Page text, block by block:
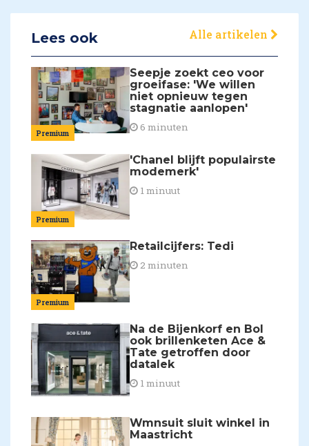
Lees ook Alle artikelen
Premium
Seepje zoekt ceo voor
groeifase: 'We willen
niet opnieuw tegen
stagnatie aanlopen'
6 minuten
Premium
'Chanel blijft populairste
modemerk'
1 minuut
Premium
Retailcijfers: Tedi
2 minuten
Na de Bijenkorf en Bol
ook brillenketen Ace &
Tate getroffen door
datalek
1 minuut
Wmnsuit sluit winkel in
Maastricht